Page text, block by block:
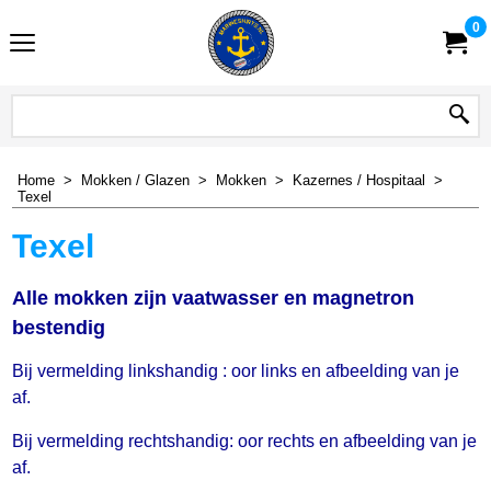
0
Home > Mokken / Glazen > Mokken > Kazernes / Hospitaal
>
Texel
Texel
Alle mokken zijn vaatwasser en magnetron
bestendig
Bij vermelding linkshandig : oor links en afbeelding van je
af.
Bij vermelding rechtshandig: oor rechts en afbeelding van je
af.